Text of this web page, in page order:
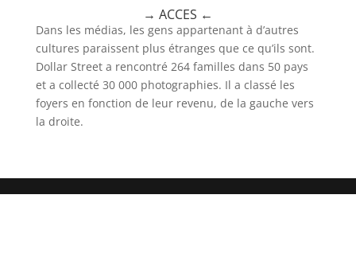
→ ACCES ←
Dans les médias, les gens appartenant à d’autres
cultures paraissent plus étranges que ce qu’ils sont.
Dollar Street a rencontré 264 familles dans 50 pays
et a collecté 30 000 photographies. Il a classé les
foyers en fonction de leur revenu, de la gauche vers
la droite.